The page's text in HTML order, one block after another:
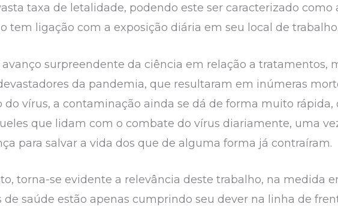
taxa de letalidade, podendo este ser caracterizado
tem ligação com a exposição diária em seu local de trabalho.
surpreendente da ciência em relação a tratamentos,
da pandemia, que resultaram em inúmeras
vírus, a contaminação ainda se dá de forma muito rápida,
que lidam com o combate do vírus diariamente, uma
para salvar a vida dos que de alguma forma já contraíram.
torna-se evidente a relevância deste trabalho, na medida
de saúde estão apenas cumprindo seu dever na linha de